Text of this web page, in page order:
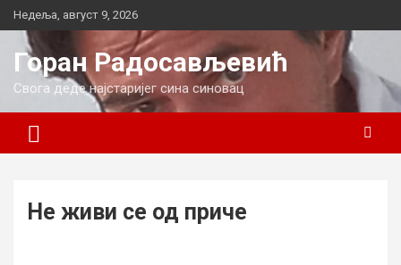
Skip
to
content
Недеља, август 9, 2026
Горан Радосављевић
Свога деде најстаријег сина синовац
Не живи се од приче